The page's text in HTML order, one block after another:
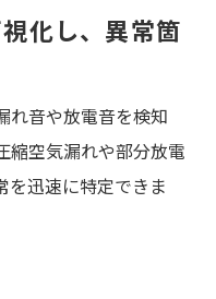
化し、異常箇
れ音や放電音を検知
縮空気漏れや部分放電
を迅速に特定できま